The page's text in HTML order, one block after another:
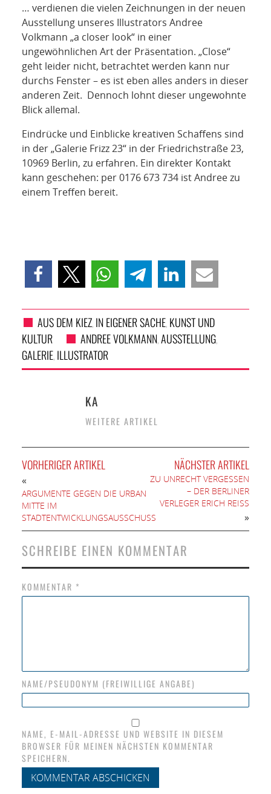
… verdienen die vielen Zeichnungen in der neuen
Ausstellung unseres Illustrators Andree
Volkmann „a closer look“ in einer
ungewöhnlichen Art der Präsentation. „Close“
geht leider nicht, betrachtet werden kann nur
durchs Fenster – es ist eben alles anders in dieser
anderen Zeit. Dennoch lohnt dieser ungewohnte
Blick allemal.
Eindrücke und Einblicke kreativen Schaffens sind
in der „Galerie Frizz 23“ in der Friedrichstraße 23,
10969 Berlin, zu erfahren. Ein direkter Kontakt
kann geschehen: per 0176 673 734 ist Andree zu
einem Treffen bereit.
AUS DEM KIEZ, IN EIGENER SACHE, KUNST UND
KULTUR
ANDREE VOLKMANN,AUSSTELLUNG,
GALERIE, ILLUSTRATOR
KA
WEITERE ARTIKEL
VORHERIGER ARTIKEL
«
ARGUMENTE GEGEN DIE URBANE
MITTE IM
STADTENTWICKLUNGSAUSSCHUSS
NÄCHSTER ARTIKEL
ZU UNRECHT VERGESSEN
– DER BERLINER
VERLEGER ERICH REISS
»
SCHREIBE EINEN KOMMENTAR
KOMMENTAR *
NAME/PSEUDONYM (FREIWILLIGE ANGABE)
NAME, E-MAIL-ADRESSE UND WEBSITE IN DIESEM
BROWSER FÜR MEINEN NÄCHSTEN KOMMENTAR
SPEICHERN.